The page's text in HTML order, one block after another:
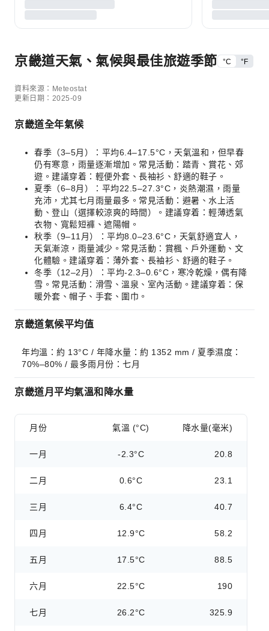
京畿道天氣、氣候與最佳旅遊季節 °C °F
資料來源：Meteostat
更新日期：2025-09
京畿道全年氣候
春季（3–5月）：平均6.4–17.5°C，天氣溫和，但早春
仍有寒意，雨量逐漸增加。常見活動：踏青、賞花、郊
遊。建議穿着：輕便外套、長袖衫、舒適的鞋子。
夏季（6–8月）：平均22.5–27.3°C，炎熱潮濕，雨量
充沛，尤其七月雨量最多。常見活動：避暑、水上活
動、登山（選擇較涼爽的時間）。建議穿着：輕薄透氣
衣物、寬鬆短褲、遮陽帽。
秋季（9–11月）：平均8.0–23.6°C，天氣舒適宜人，
天氣漸涼，雨量減少。常見活動：賞楓、戶外運動、文
化體驗。建議穿着：薄外套、長袖衫、舒適的鞋子。
冬季（12–2月）：平均-2.3–0.6°C，寒冷乾燥，偶有降
雪。常見活動：滑雪、溫泉、室內活動。建議穿着：保
暖外套、帽子、手套、圍巾。
京畿道氣候平均值
年均溫：約 13°C / 年降水量：約 1352 mm / 夏季濕度：
70%–80% / 最多雨月份：七月
京畿道月平均氣溫和降水量
月份 氣溫 (°C) 降水量(毫米)
一月 -2.3°C 20.8
二月 0.6°C 23.1
三月 6.4°C 40.7
四月 12.9°C 58.2
五月 17.5°C 88.5
六月 22.5°C 190
七月 26.2°C 325.9